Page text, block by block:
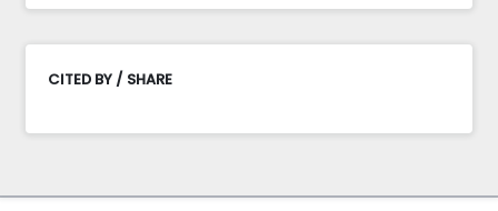
CITED BY / SHARE